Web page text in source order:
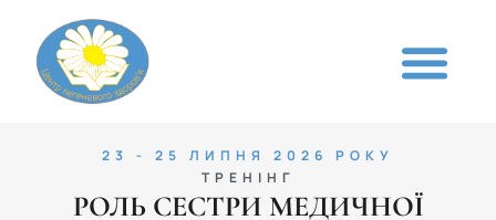
23 - 25 ЛИПНЯ 2026 РОКУ
ТРЕНІНГ
РОЛЬ СЕСТРИ МЕДИЧНОЇ